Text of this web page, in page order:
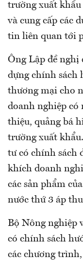
trường xuất
và cung cấp các
tin liên quan tới
Ông Lập đề nghị
dựng chính sách
thương mại cho
doanh nghiệp có
thiệu, quảng bá
trường xuất
tư có chính sách
khích doanh
các sản phẩm
nước thứ 3 áp
Bộ Nông nghiệp
có chính sách
các chương